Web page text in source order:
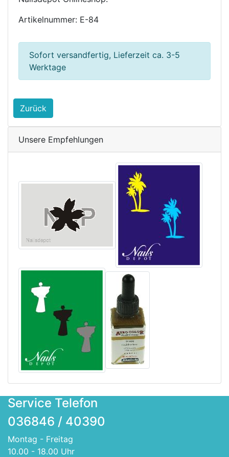
Artikelnummer: E-84
Sofort versandfertig, Lieferzeit ca. 3-5
Werktage
Zurück
Unsere Empfehlungen
Service Telefon
036846 / 40390
Montag - Freitag
10.00 - 18.00 Uhr